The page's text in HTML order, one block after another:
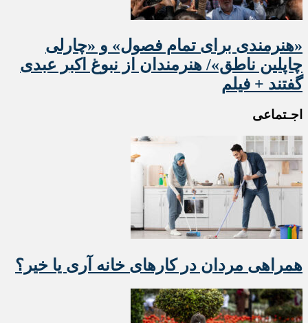
«هنرمندی برای تمام فصول» و «چارلی
چاپلین ناطق»/ هنرمندان از نبوغ اکبر عبدی
گفتند + فیلم
اجـتماعی
همراهی مردان در کارهای خانه آری یا خیر؟